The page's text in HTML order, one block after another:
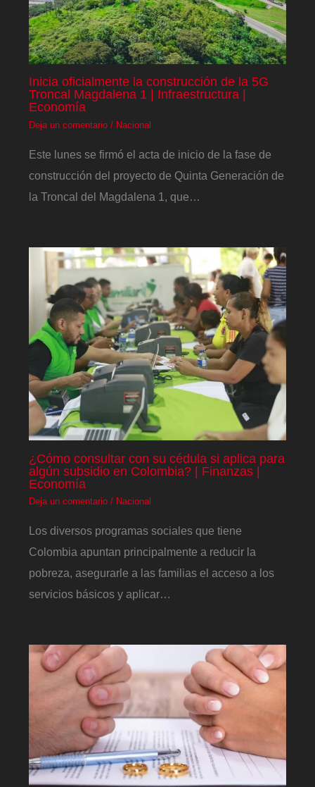
Inicia oficialmente la construcción de la 5G
Troncal Magdalena 1 | Infraestructura |
Economía
Deja un comentario / Nacional
Este lunes se firmó el acta de inicio de la fase de
construcción del proyecto de Quinta Generación de
la Troncal del Magdalena 1, que…
¿Cómo consultar con su cédula si aplica para
algún subsidio en Colombia? | Finanzas |
Economía
Deja un comentario / Nacional
Los diversos programas sociales que tiene
Colombia apuntan principalmente a reducir la
pobreza, asegurarle a las familias el acceso a los
servicios básicos y aplicar…